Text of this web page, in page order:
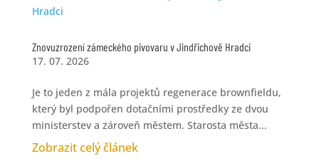
Znovuzrození zámeckého pivovaru v Jindřichově Hradci
17. 07. 2026
Je to jeden z mála projektů regenerace brownfieldu,
který byl podpořen dotačními prostředky ze dvou
ministerstev a zároveň městem. Starosta města...
Zobrazit celý článek